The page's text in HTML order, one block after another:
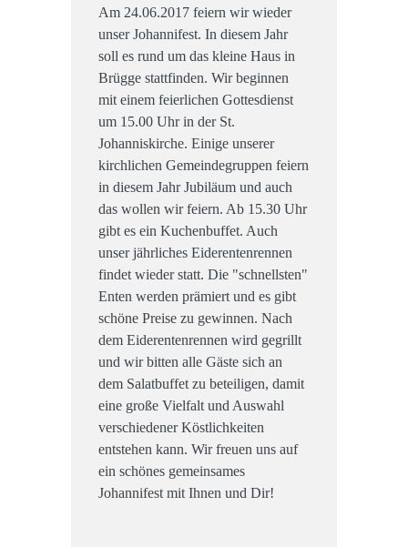
Am 24.06.2017 feiern wir wieder
unser Johannifest. In diesem Jahr
soll es rund um das kleine Haus in
Brügge stattfinden. Wir beginnen
mit einem feierlichen Gottesdienst
um 15.00 Uhr in der St.
Johanniskirche. Einige unserer
kirchlichen Gemeindegruppen feiern
in diesem Jahr Jubiläum und auch
das wollen wir feiern. Ab 15.30 Uhr
gibt es ein Kuchenbuffet. Auch
unser jährliches Eiderentenrennen
findet wieder statt. Die "schnellsten"
Enten werden prämiert und es gibt
schöne Preise zu gewinnen. Nach
dem Eiderentenrennen wird gegrillt
und wir bitten alle Gäste sich an
dem Salatbuffet zu beteiligen, damit
eine große Vielfalt und Auswahl
verschiedener Köstlichkeiten
entstehen kann. Wir freuen uns auf
ein schönes gemeinsames
Johannifest mit Ihnen und Dir!